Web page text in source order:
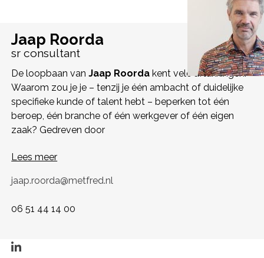
Jaap Roorda
sr consultant
De loopbaan vanJaap Roorda kent vele aftakkingen.
Waarom zou je je – tenzij je één ambacht of duidelijke
specifieke kunde of talent hebt – beperken tot één
beroep, één branche of één werkgever of één eigen
zaak? Gedreven door
Lees meer
jaap.roorda@metfred.nl
06 51 44 14 00